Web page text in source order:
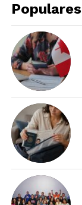
Populares